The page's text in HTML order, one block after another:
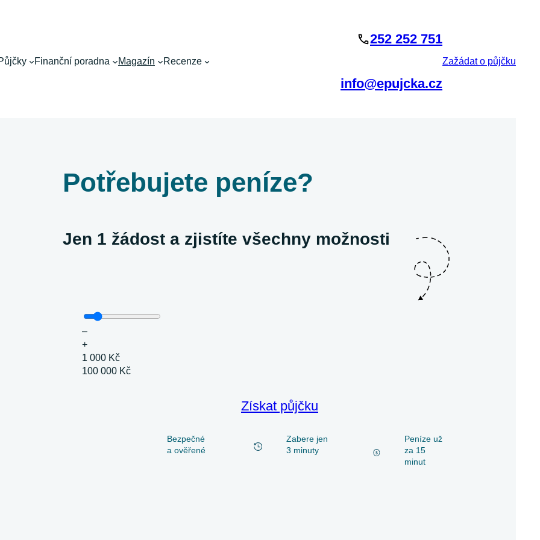
Finanční poradna Magazín Recenze
252 252 751
info@epujcka.cz
Zažádat o půjčku
Potřebujete peníze?
Jen 1 žádost a zjistíte všechny možnosti
–
+
1 000 Kč
100 000 Kč
Získat půjčku
Bezpečné
a ověřené
Zabere jen
3 minuty
Peníze už
za 15
minut